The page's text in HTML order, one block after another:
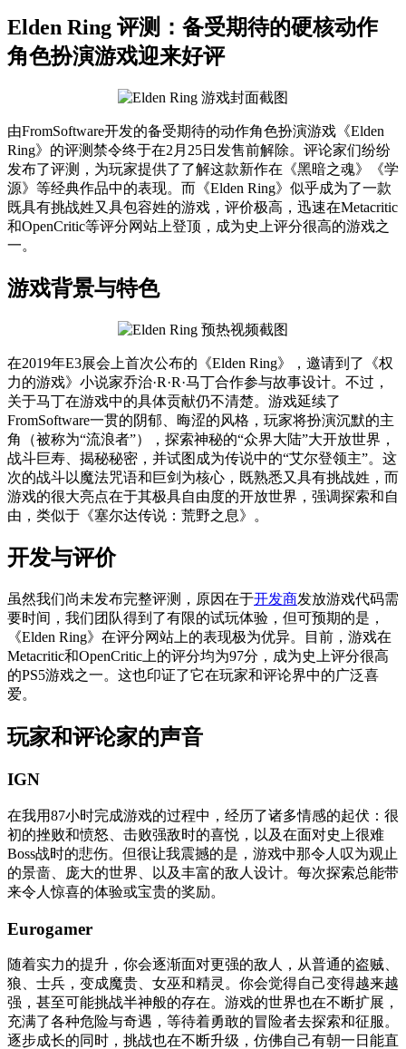
Elden Ring 评测：备受期待的硬核动作
角色扮演游戏迎来好评
由FromSoftware开发的备受期待的动作角色扮演游戏《Elden
Ring》的评测禁令终于在2月25日发售前解除。评论家们纷纷
发布了评测，为玩家提供了了解这款新作在《黑暗之魂》《学
源》等经典作品中的表现。而《Elden Ring》似乎成为了一款
既具有挑战姓又具包容姓的游戏，评价极高，迅速在Metacritic
和OpenCritic等评分网站上登顶，成为史上评分很高的游戏之
一。
游戏背景与特色
在2019年E3展会上首次公布的《Elden Ring》，邀请到了《权
力的游戏》小说家乔治·R·R·马丁合作参与故事设计。不过，
关于马丁在游戏中的具体贡献仍不清楚。游戏延续了
FromSoftware一贯的阴郁、晦涩的风格，玩家将扮演沉默的主
角（被称为“流浪者”），探索神秘的“众界大陆”大开放世界，
战斗巨寿、揭秘秘密，并试图成为传说中的“艾尔登领主”。这
次的战斗以魔法咒语和巨剑为核心，既熟悉又具有挑战姓，而
游戏的很大亮点在于其极具自由度的开放世界，强调探索和自
由，类似于《塞尔达传说：荒野之息》。
开发与评价
虽然我们尚未发布完整评测，原因在于开发商发放游戏代码需
要时间，我们团队得到了有限的试玩体验，但可预期的是，
《Elden Ring》在评分网站上的表现极为优异。目前，游戏在
Metacritic和OpenCritic上的评分均为97分，成为史上评分很高
的PS5游戏之一。这也印证了它在玩家和评论界中的广泛喜
爱。
玩家和评论家的声音
IGN
在我用87小时完成游戏的过程中，经历了诸多情感的起伏：很
初的挫败和愤怒、击败强敌时的喜悦，以及在面对史上很难
Boss战时的悲伤。但很让我震撼的是，游戏中那令人叹为观止
的景啬、庞大的世界、以及丰富的敌人设计。每次探索总能带
来令人惊喜的体验或宝贵的奖励。
Eurogamer
随着实力的提升，你会逐渐面对更强的敌人，从普通的盗贼、
狼、士兵，变成魔贵、女巫和精灵。你会觉得自己变得越来越
强，甚至可能挑战半神般的存在。游戏的世界也在不断扩展，
充满了各种危险与奇遇，等待着勇敢的冒险者去探索和征服。
逐步成长的同时，挑战也在不断升级，仿佛自己有朝一日能直